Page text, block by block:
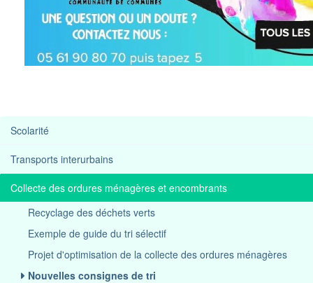
Scolarité
Transports interurbains
Collecte des ordures ménagères et encombrants
Recyclage des déchets verts
Exemple de guide du tri sélectif
Projet d'optimisation de la collecte des ordures ménagères
Nouvelles consignes de tri